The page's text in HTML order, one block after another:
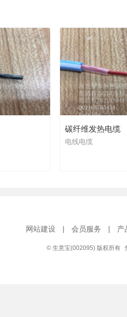
碳纤维发热电缆
电线电缆
网站建设 | 会员服务 | 产
© 生意宝(002095) 版权所有